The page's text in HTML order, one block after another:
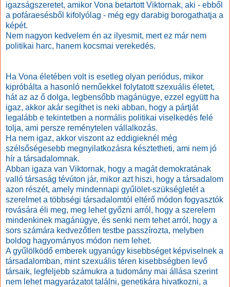
igazságszeretet, amikor Vona betartott Viktornak, aki - ebből
a pofáraesésből kifolyólag - még egy darabig borogathatja a
képét.
Nem nagyon kedvelem én az ilyesmit, mert ez már nem
politikai harc, hanem kocsmai verekedés.
Ha Vona életében volt is esetleg olyan periódus, mikor
kipróbálta a hasonló neműekkel folytatott szexuális életet,
hát az az ő dolga, legbensőbb magánügye, ezzel együtt ha
igaz, akkor akár segíthet is neki abban, hogy a pártját
legalább e tekintetben a normális politikai viselkedés felé
tolja, ami persze reménytelen vállalkozás.
Ha nem igaz, akkor viszont az eddigieknél még
szélsőségesebb megnyilatkozásra késztetheti, ami nem jó
hír a társadalomnak.
Abban igaza van Viktornak, hogy a magát demokratának
valló társaság tévúton jár, mikor azt hiszi, hogy a társadalom
azon részét, amely mindennapi gyűlölet-szükségletét a
szerelmet a többségi társadalomtól eltérő módon fogyasztók
rovására éli meg, meg lehet győzni arról, hogy a szerelem
mindenkinek magánügye, és senki nem tehet arról, hogy a
sors számára kedvezőtlen testbe passzírozta, melyben
boldog hagyományos módon nem lehet.
A gyűlölködő emberek ugyanúgy kisebbséget képviselnek a
társadalomban, mint szexuális téren kisebbségben levő
társaik, legfeljebb számukra a tudomány mai állása szerint
nem lehet magyarázatot találni, genetikára hivatkozni, a